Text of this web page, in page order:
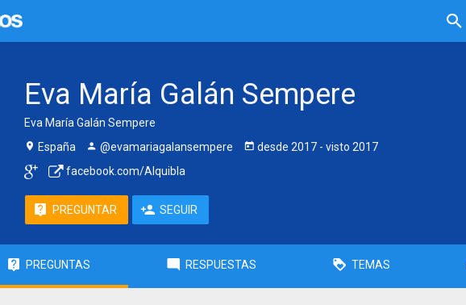
Eva María Galán Sempere
Eva María Galán Sempere
España
@evamariagalansempere desde 2017 - visto 2017
facebook.com/Alquibla
PREGUNTAR SEGUIR
PREGUNTAS RESPUESTAS TEMAS